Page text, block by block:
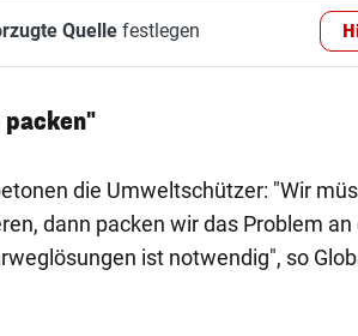
Quellefestlegen
die Umweltschützer: "Wir
dann packen wir das Problem an
ist notwendig", so